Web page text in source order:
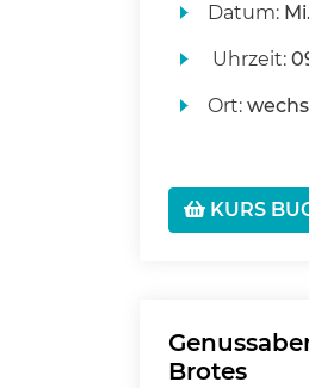
Datum: Mi.
Uhrzeit:
Ort:
KURS
Brotes